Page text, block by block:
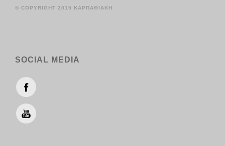
© COPYRIGHT 2015 ΚΑΡΠΑΘΙΑΚΗ
SOCIAL MEDIA